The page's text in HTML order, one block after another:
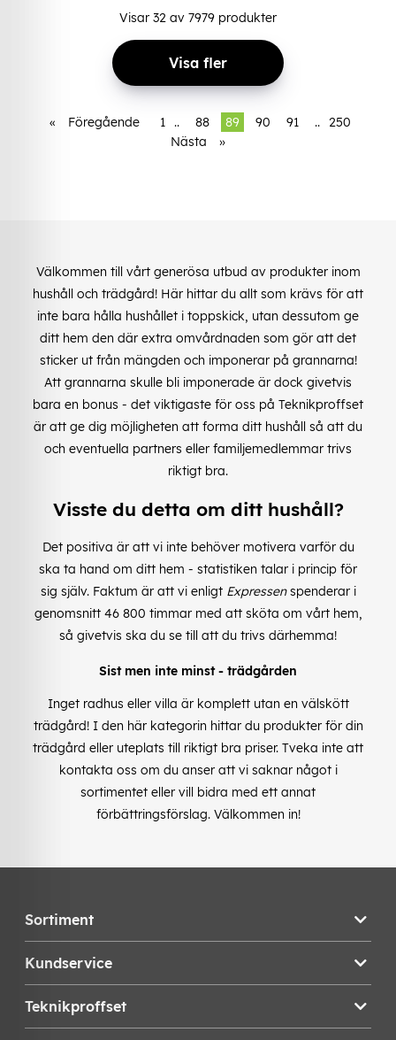
Visar 32 av 7979 produkter
Visa fler
« Föregående 1 .. 88 89 90 91 .. 250
Nästa
»
Välkommen till vårt generösa utbud av produkter inom
hushåll och trädgård! Här hittar du allt som krävs för att
inte bara hålla hushållet i toppskick, utan dessutom ge
ditt hem den där extra omvårdnaden som gör att det
sticker ut från mängden och imponerar på grannarna!
Att grannarna skulle bli imponerade är dock givetvis
bara en bonus - det viktigaste för oss på Teknikproffset
är att ge dig möjligheten att forma ditt hushåll så att du
och eventuella partners eller familjemedlemmar trivs
riktigt bra.
Visste du detta om ditt hushåll?
Det positiva är att vi inte behöver motivera varför du
ska ta hand om ditt hem - statistiken talar i princip för
sig själv. Faktum är att vi enligt Expressenspenderar i
genomsnitt 46 800 timmar med att sköta om vårt hem,
så givetvis ska du se till att du trivs därhemma!
Sist men inte minst - trädgården
Inget radhus eller villa är komplett utan en välskött
trädgård! I den här kategorin hittar du produkter för din
trädgård eller uteplats till riktigt bra priser. Tveka inte att
kontakta oss om du anser att vi saknar något i
sortimentet eller vill bidra med ett annat
förbättringsförslag. Välkommen in!
Sortiment
Kundservice
Teknikproffset